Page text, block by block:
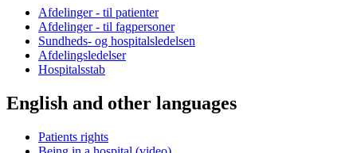
Afdelinger - til patienter
Afdelinger - til fagpersoner
Sundheds- og hospitalsledelsen
Afdelingsledelser
Hospitalsstab
English and other languages
Patients rights